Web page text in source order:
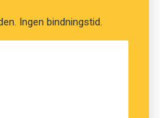
Ingen bindningstid.